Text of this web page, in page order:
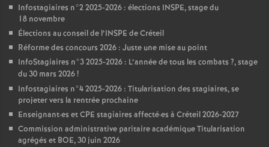
Infostagiaires n°2 2025-2026 : élections INSPE, stage du
18 novembre
Élections au conseil de l’INSPE de Créteil
Réforme des concours 2026 : Juste une mise au point
InfoStagiaires n°3 2025-2026 : L’année de tous les combats ?, stage
du 30 mars 2026!
Infostagiaires n°4 2025-2026 : Titularisation des stagiaires, se
projeter vers la rentrée prochaine
Enseignant·es etCPE stagiaires affecté·es à Créteil 2026-2027
Commission administrative paritaire académique Titularisation
agrégés et BOE, 30 juin 2026